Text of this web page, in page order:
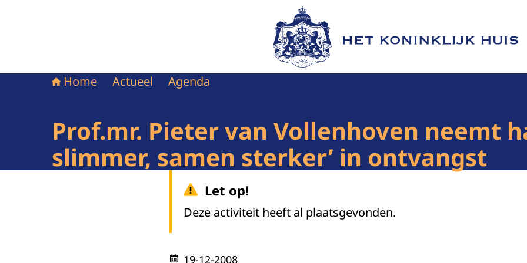
Naar de homepage van Het Koninklijk Huis
Home Actueel Agenda
Prof.mr. Pieter van Vollenhoven neemt
slimmer, samen sterker’ in ontvangst
Let op!
Deze activiteit heeft al plaatsgevonden.
19-12-2008